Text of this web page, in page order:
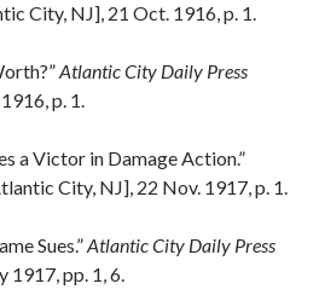
City, NJ], 21 Oct. 1916, p. 1.
Atlantic City Daily Press
p. 1.
a Victor in Damage Action.”
City, NJ], 22 Nov. 1917, p. 1.
Sues.”Atlantic City Daily Press
1917, pp. 1, 6.